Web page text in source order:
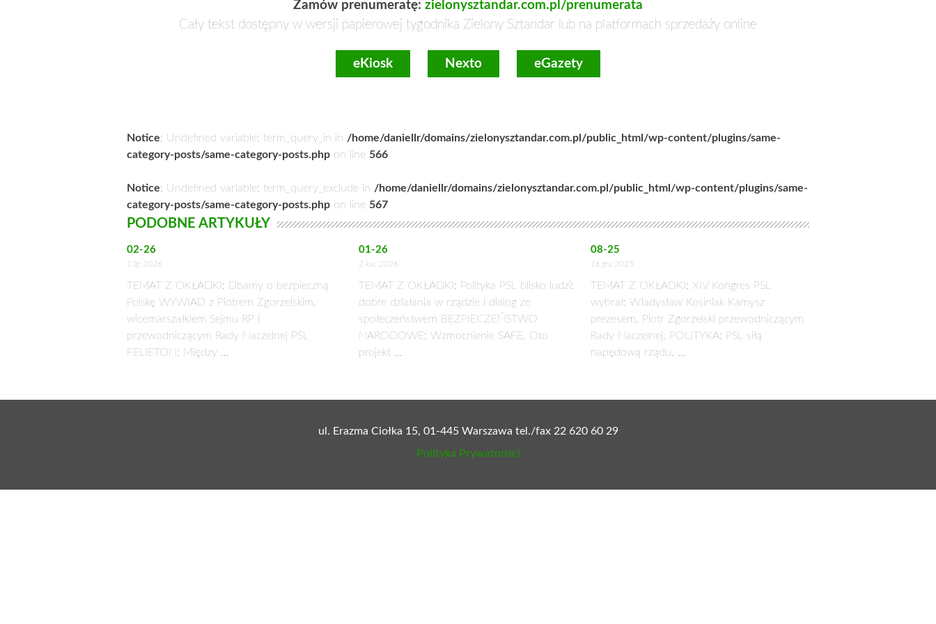
Zamów prenumeratę: zielonysztandar.com.pl/prenumerata
Cały tekst dostępny w wersji papierowej tygodnika Zielony Sztandar lub na platformach sprzedaży online
eKiosk Nexto eGazety
Notice: Undefined variable: term_query_in in /home/daniellr/domains/zielonysztandar.com.pl/public_html/wp-content/plugins/same-
category-posts/same-category-posts.php on line 566
Notice: Undefined variable: term_query_exclude in /home/daniellr/domains/zielonysztandar.com.pl/public_html/wp-content/plugins/same-
category-posts/same-category-posts.php on line 567
PODOBNE ARTYKUŁY
02-26
1 lip 2026
TEMAT Z OKŁADKI: Dbamy o bezpieczną
Polskę WYWIAD z Piotrem Zgorzelskim,
wicemarszałkiem Sejmu RP i
przewodniczącym Rady Naczelnej PSL
FELIETON: Między …
01-26
2 kw. 2026
TEMAT Z OKŁADKI: Polityka PSL blisko ludzi:
dobre działania w rządzie i dialog ze
społeczeństwem BEZPIECZEŃSTWO
NARODOWE: Wzmocnienie SAFE. Oto
projekt …
08-25
16 gru 2025
TEMAT Z OKŁADKI: XIV Kongres PSL
wybrał: Władysław Kosiniak-Kamysz
prezesem. Piotr Zgorzelski przewodniczącym
Rady Naczelnej. POLITYKA: PSL siłą
napędową rządu. …
ul. Erazma Ciołka 15, 01-445 Warszawa tel./fax 22 620 60 29
Polityka Prywatności